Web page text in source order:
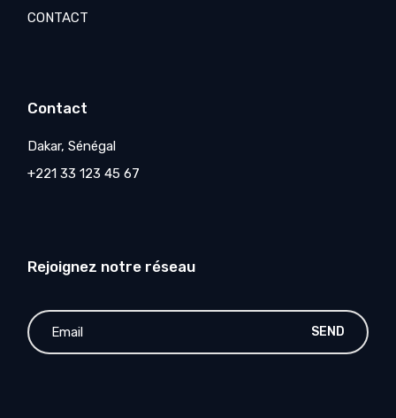
CONTACT
Contact
Dakar, Sénégal
+221 33 123 45 67
Rejoignez notre réseau
SEND